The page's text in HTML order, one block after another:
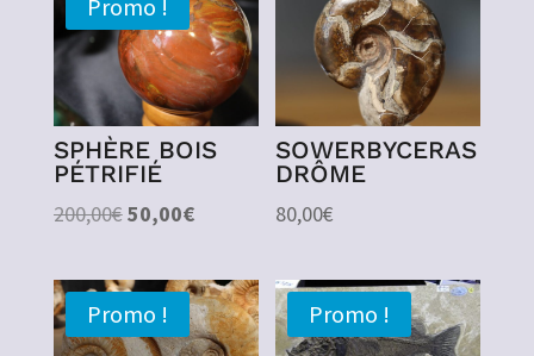
Promo !
SPHÈRE BOIS
PÉTRIFIÉ
200,00€Le
initial
était :
200,00€.
50,00€Le
actuel
est :
50,00€.
SOWERBYCERAS
DRÔME
80,00€
Promo ! Promo !